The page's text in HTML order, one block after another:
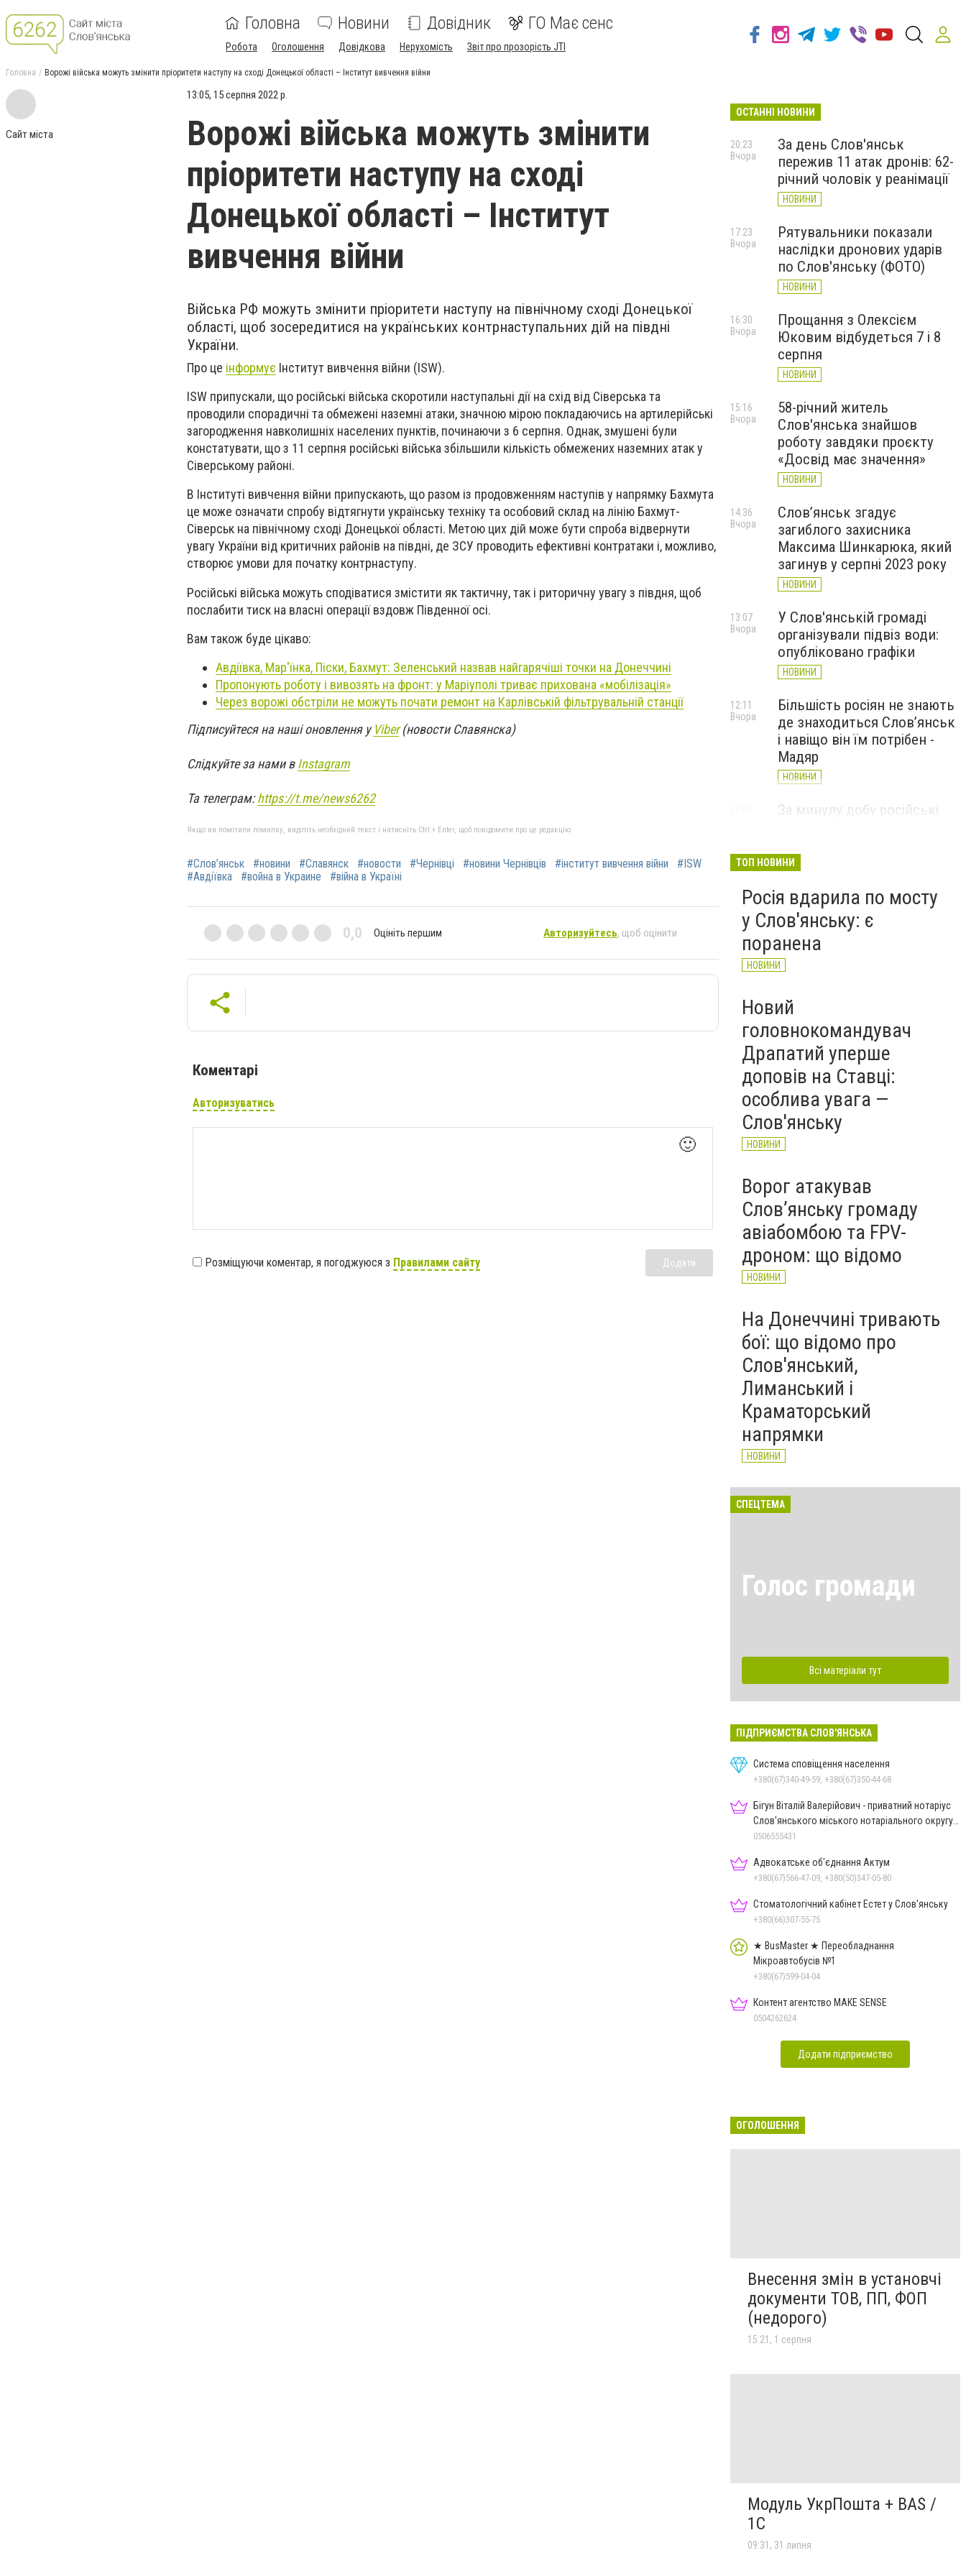
Головна Новини Довідник ГО Має сенс
Робота Оголошення Довідкова Нерухомість Звіт про прозорість JTI
Головна Ворожі війська можуть змінити пріоритети наступу на сході Донецької області – Інститут вивчення війни
Сайт міста
13:05, 15 серпня 2022 р.
Ворожі війська можуть змінити
пріоритети наступу на сході
Донецької області – Інститут
вивчення війни
Війська РФ можуть змінити пріоритети наступу на північному сході Донецької
області, щоб зосередитися на українських контрнаступальних дій на півдні
України.
Про це інформує Інститут вивчення війни (ISW).
ISW припускали, що російські війська скоротили наступальні дії на схід від Сіверська та
проводили спорадичні та обмежені наземні атаки, значною мірою покладаючись на артилерійські
загородження навколишніх населених пунктів, починаючи з 6 серпня. Однак, змушені були
констатувати, що з 11 серпня російські війська збільшили кількість обмежених наземних атак у
Сіверському районі.
В Інституті вивчення війни припускають, що разом із продовженням наступів у напрямку Бахмута
це може означати спробу відтягнути українську техніку та особовий склад на лінію Бахмут-
Сіверськ на північному сході Донецької області. Метою цих дій може бути спроба відвернути
увагу України від критичних районів на півдні, де ЗСУ проводить ефективні контратаки і, можливо,
створює умови для початку контрнаступу.
Російські війська можуть сподіватися змістити як тактичну, так і риторичну увагу з півдня, щоб
послабити тиск на власні операції вздовж Південної осі.
Вам також буде цікаво:
Авдіївка, Мар'їнка, Піски, Бахмут: Зеленський назвав найгарячіші точки на Донеччині
Пропонують роботу і вивозять на фронт: у Маріуполі триває прихована «мобілізація»
Через ворожі обстріли не можуть почати ремонт на Карлівській фільтрувальній станції
Підписуйтеся на наші оновлення уViber(новости Славянска)
Слідкуйте за нами вInstagram
Та телеграм:https://t.me/news6262
Якщо ви помітили помилку, виділіть необхідний текст і натисніть Ctrl + Enter, щоб повідомити про це редакцію
#Слов’янськ #новини #Славянск #новости #Чернівці #новини Чернівців #інститут вивчення війни
#ISW
#Авдіївка
#война в Украине #війна в Україні
0,0 Оцініть першим Авторизуйтесь, щоб оцінити
Коментарі
Авторизуватись
🙂
Розміщуючи коментар, я погоджуюся з Правилами сайту Додати
ОСТАННІ НОВИНИ
За день Слов'янськ
пережив 11 атак дронів: 62-
річний чоловік у реанімації
НОВИНИ
20:23
Вчора
Рятувальники показали
наслідки дронових ударів
по Слов'янську (ФОТО)
НОВИНИ
17:23
Вчора
Прощання з Олексієм
Юковим відбудеться 7 і 8
серпня
НОВИНИ
16:30
Вчора
58-річний житель
Слов'янська знайшов
роботу завдяки проєкту
«Досвід має значення»
НОВИНИ
15:16
Вчора
Слов’янськ згадує
загиблого захисника
Максима Шинкарюка, який
загинув у серпні 2023 року
НОВИНИ
14:36
Вчора
У Слов'янській громаді
організували підвіз води:
опубліковано графіки
НОВИНИ
13:07
Вчора
Більшість росіян не знають
де знаходиться Слов’янськ
і навіщо він їм потрібен -
Мадяр
НОВИНИ
12:11
Вчора
За минулу добу російські
великої війни: 6 серпня
ТОП НОВИНИ
Росія вдарила по мосту
у Слов'янську: є
поранена
НОВИНИ
Новий
головнокомандувач
Драпатий уперше
доповів на Ставці:
особлива увага —
Слов'янську
НОВИНИ
Ворог атакував
Слов’янську громаду
авіабомбою та FPV-
дроном: що відомо
НОВИНИ
На Донеччині тривають
бої: що відомо про
Слов'янський,
Лиманський і
Краматорський
напрямки
НОВИНИ
СПЕЦТЕМА
Голос громади
Всі матеріали тут
ПІДПРИЄМСТВА СЛОВ'ЯНСЬКА
Система сповіщення населення
+380(67)340-49-59, +380(67)350-44-68
Бігун Віталій Валерійович - приватний нотаріус
Слов'янського міського нотаріального округу
Дон.обл.
0506555431
Адвокатське об'єднання Актум
+380(67)566-47-09, +380(50)347-05-80
Стоматологічний кабінет Естет у Слов'янську
+380(66)307-55-75
★ BusMaster ★ Переобладнання
Мікроавтобусів №1
+380(67)599-04-04
Контент агентство MAKE SENSE
0504262624
Додати підприємство
ОГОЛОШЕННЯ
Внесення змін в установчі
документи ТОВ, ПП, ФОП
(недорого)
15:21, 1 серпня
Модуль УкрПошта + BAS /
1C
09:31, 31 липня